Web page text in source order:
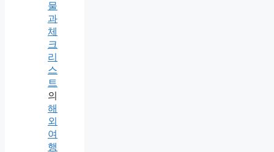
물
과
체
크
리
스
트
의
해
외
여
행